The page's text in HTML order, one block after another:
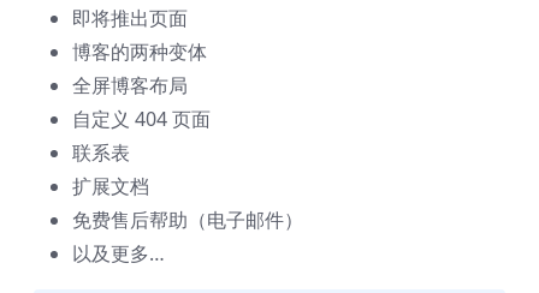
即将推出页面
博客的两种变体
全屏博客布局
自定义 404 页面
联系表
扩展文档
免费售后帮助（电子邮件）
以及更多…